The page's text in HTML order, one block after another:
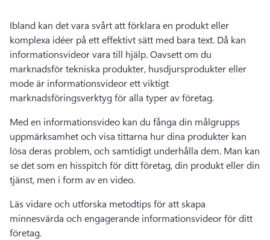
Ibland kan det vara svårt att förklara en produkt eller
komplexa idéer på ett effektivt sätt med bara text. Då kan
informationsvideor vara till hjälp. Oavsett om du
marknadsför tekniska produkter, husdjursprodukter eller
mode är informationsvideor ett viktigt
marknadsföringsverktyg för alla typer av företag.
Med en informationsvideo kan du fånga din målgrupps
uppmärksamhet och visa tittarna hur dina produkter kan
lösa deras problem, och samtidigt underhålla dem. Man kan
se det som en hisspitch för ditt företag, din produkt eller din
tjänst, men i form av en video.
Läs vidare och utforska metodtips för att skapa
minnesvärda och engagerande informationsvideor för ditt
företag.